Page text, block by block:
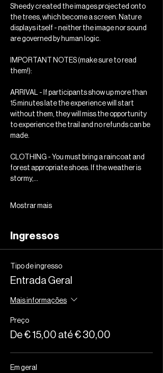
Sheedy created the images projected onto
the trees, which become a screen. Nature
displays itself - neither the image nor sound
are governed by human logic.
IMPORTANT NOTES (make sure to read
them!):
ARRIVAL - If participants show up more than
15 minutes late the experience will start
without them, they will miss the opportunity
to experience the trail and no refunds can be
made.
CLOTHING - You must bring a raincoat and
forest appropriate shoes. If the weather is
stormy,…
Mostrar mais
Ingressos
Tipo de ingresso
Entrada Geral
Mais informações
Preço
De € 15,00 até € 30,00
Em geral